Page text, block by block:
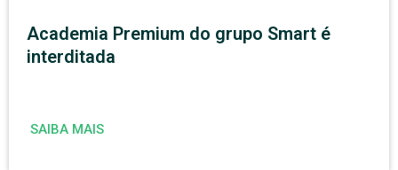
Academia Premium do grupo Smart é
interditada
SAIBA MAIS